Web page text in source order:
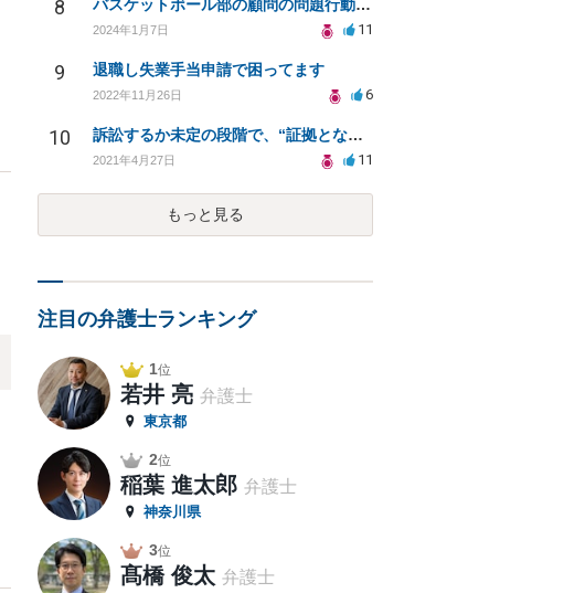
8 バスケットボール部の顧問の問題行動について訴えることは可能でしょうか？
2024年1月7日 11
9 退職し失業手当申請で困ってます
2022年11月26日 6
10 訴訟するか未定の段階で、“証拠となり得る物の保管”を会社に応じてもらえる方法は在りますか?
2021年4月27日 11
もっと見る
注目の弁護士ランキング
1位
若井 亮 弁護士
東京都
2位
稲葉 進太郎 弁護士
神奈川県
3位
髙橋 俊太 弁護士